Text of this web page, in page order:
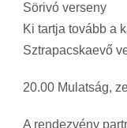
Sörivó verseny
Ki tartja tovább a
Sztrapacskaevő
20.00 Mulatság,
A rendezvény